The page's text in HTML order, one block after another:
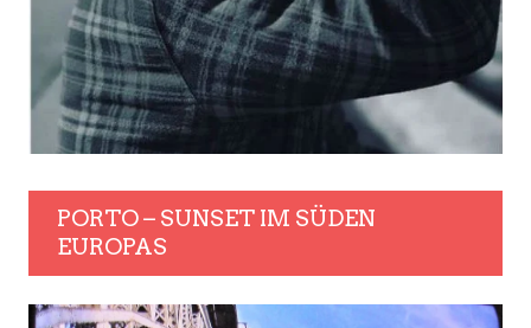
PORTO – SUNSET IM SÜDEN
EUROPAS